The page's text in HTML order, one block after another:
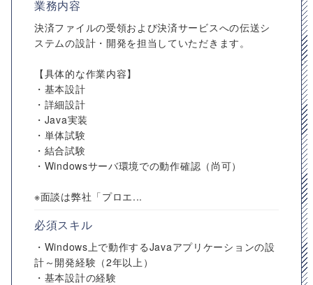
業務内容
決済ファイルの受領および決済サービスへの伝送シ
ステムの設計・開発を担当していただきます。
【具体的な作業内容】
・基本設計
・詳細設計
・Java実装
・単体試験
・結合試験
・Windowsサーバ環境での動作確認（尚可）
※面談は弊社「プロエ...
必須スキル
・Windows上で動作するJavaアプリケーションの設
計～開発経験（2年以上）
・基本設計の経験